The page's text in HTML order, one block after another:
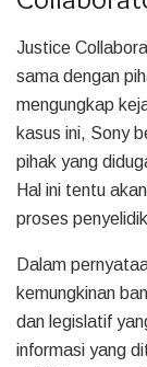
Justice
sama dengan
mengungkap
kasus ini, Sony
pihak yang
Hal ini tentu
proses
Dalam
kemungkinan
dan legislatif
informasi yang